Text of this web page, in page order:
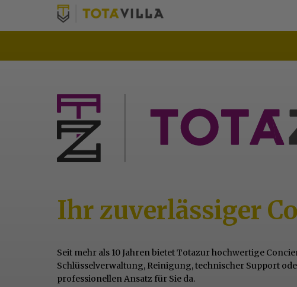
Ihr zuverlässiger
Seit mehr als 10 Jahren bietet Totazur hochwertige
Schlüsselverwaltung, Reinigung, technischer Support
professionellen Ansatz für Sie da.